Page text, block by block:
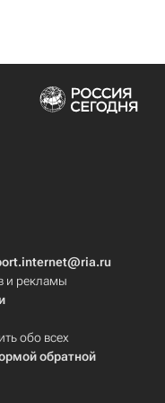
и рекламы
обо всех
обратной